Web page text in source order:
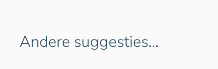
Andere suggesties…